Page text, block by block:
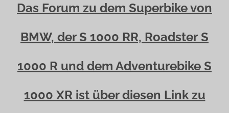
Das Forum zu dem Superbike von
BMW, der S 1000 RR, Roadster S
1000 R und dem Adventurebike S
1000 XR ist über diesen Link zu